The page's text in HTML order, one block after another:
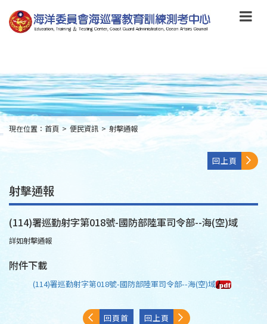
到
主
要
to
main
content
:::
現在位置： 首頁 > 便民資訊 > 射擊通報
回上頁
射擊通報
(114)署巡勤射字第018號-國防部陸軍司令部--海(空)域
詳如射擊通報
附件下載
(114)署巡勤射字第018號-國防部陸軍司令部--海(空)域
回頁首 回上頁